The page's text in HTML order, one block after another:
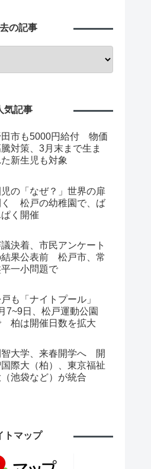
の記事
気記事
田市も5000円給付 物価
対策、3月末まで生ま
新生児も対象
児の「なぜ？」世界の扉
く 松戸の幼稚園で、ば
ぱく開催
決着、市民アンケート
結果公表前 松戸市、常
一小問題で
も「ナイトプール」
7~9日、松戸運動公園
柏は開催日数を拡大
智大学、来春開学へ 開
国際大（柏）、東京福祉
（池袋など）が統合
トマップ